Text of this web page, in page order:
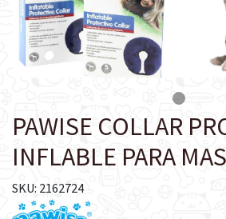
PAWISE COLLAR
INFLABLE PARA
SKU: 2162724